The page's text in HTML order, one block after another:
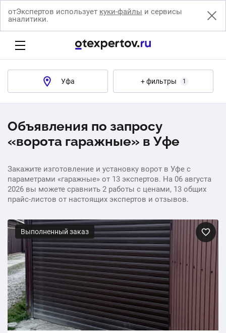
отЭкспертов использует куки-файлы и сервисы
аналитики.
Уфа + фильтры 1
Объявления по запросу
«ворота гаражные» в Уфе
Закажите изготовление и установку ворот в Уфе с
параметрами «гаражные» от 13 экспертов. На 06 августа
2026 вы можете сравнить 2 работы с ценами, 13 общих
прайс-листов от настоящих экспертов и отзывов.
Выполненный заказ